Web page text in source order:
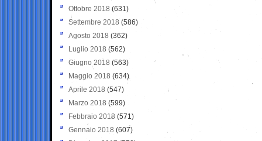
Ottobre 2018 (631)
Settembre 2018 (586)
Agosto 2018 (362)
Luglio 2018 (562)
Giugno 2018 (563)
Maggio 2018 (634)
Aprile 2018 (547)
Marzo 2018 (599)
Febbraio 2018 (571)
Gennaio 2018 (607)